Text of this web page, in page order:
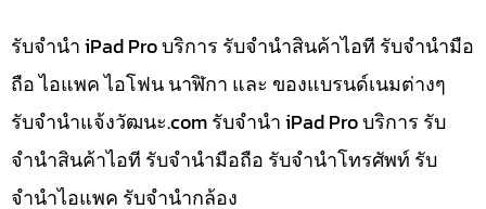
รับจำนำ iPad Pro บริการ รับจำนำสินค้าไอที รับจำนำมือ
ถือ ไอแพค ไอโฟน นาฬิกา และ ของแบรนด์เนมต่างๆ
รับจํานําแจ้งวัฒนะ.com รับจำนำ iPad Pro บริการ รับ
จำนำสินค้าไอที รับจำนำมือถือ รับจำนำโทรศัพท์ รับ
จำนำไอแพค รับจำนำกล้อง